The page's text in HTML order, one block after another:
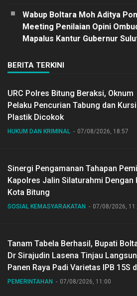
Wabup Boltara Moh Aditya
Meeting Penilaian Opini
Mapalus Kantur Gubernur
BERITA TERKINI
URC Polres Bitung Beraksi, Oknum
Pelaku Pencurian Tabung dan Kursi
Plastik Dicokok
HUKUM DAN KRIMINAL 07/08/2026, 18:57
Sinergi Pengamanan Tahapan
Kapolres Jalin Silaturahmi Dengan
Kota Bitung
SOSIAL KEMASYARAKATAN 07/08/2026,
Tanam Tabela Berhasil, Bupati
Dr Sirajudin Lasena Tinjau
Panen Raya Padi Varietas IPB 15S
Desa Gihang
PEMERINTAHAN 07/08/2026, 11:00